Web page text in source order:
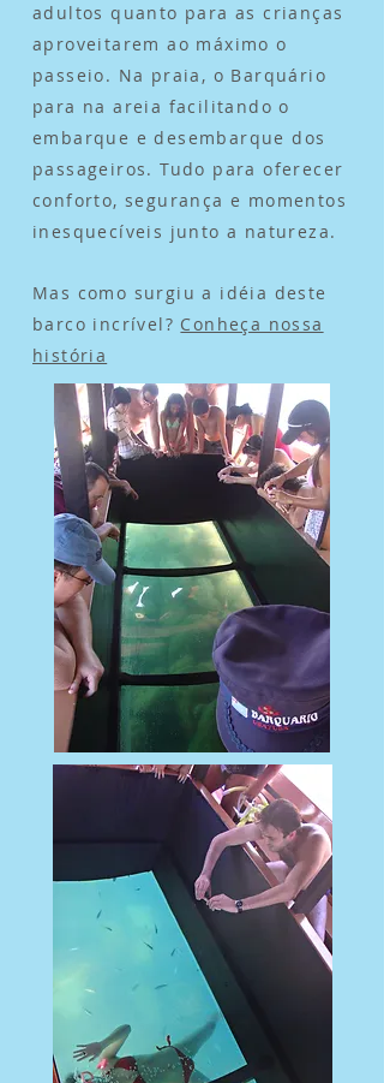
adultos quanto para as crianças
aproveitarem ao máximo o
passeio. Na praia, o Barquário
para na areia facilitando o
embarque e desembarque dos
passageiros. Tudo para oferecer
conforto, segurança e momentos
inesquecíveis junto a natureza.
Mas como surgiu a idéia deste
barco incrível? Conheça nossa
história